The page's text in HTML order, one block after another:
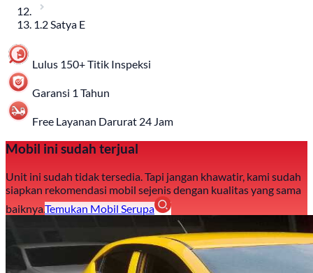
1.2 Satya E
Lulus 150+ Titik Inspeksi
Garansi 1 Tahun
Free Layanan Darurat 24 Jam
Mobil ini sudah terjual
Unit ini sudah tidak tersedia. Tapi jangan khawatir, kami sudah
siapkan rekomendasi mobil sejenis dengan kualitas yang sama
baiknya.Temukan Mobil Serupa